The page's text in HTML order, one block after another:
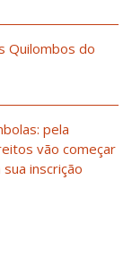
Quilombos do
pela
vão começar
inscrição